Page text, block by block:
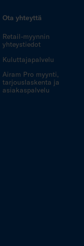
Ota yhteyttä
Retail-myynnin
yhteystiedot
Kuluttajapalvelu
Airam Pro myynti,
tarjouslaskenta ja
asiakaspalvelu